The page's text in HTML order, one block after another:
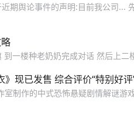
期舆论事件的声明:目前我公司...
到一楼种老奶奶完成对话 然后上
现已发售 综合评价“特别好评
制作的中式恐怖悬疑剧情解谜游